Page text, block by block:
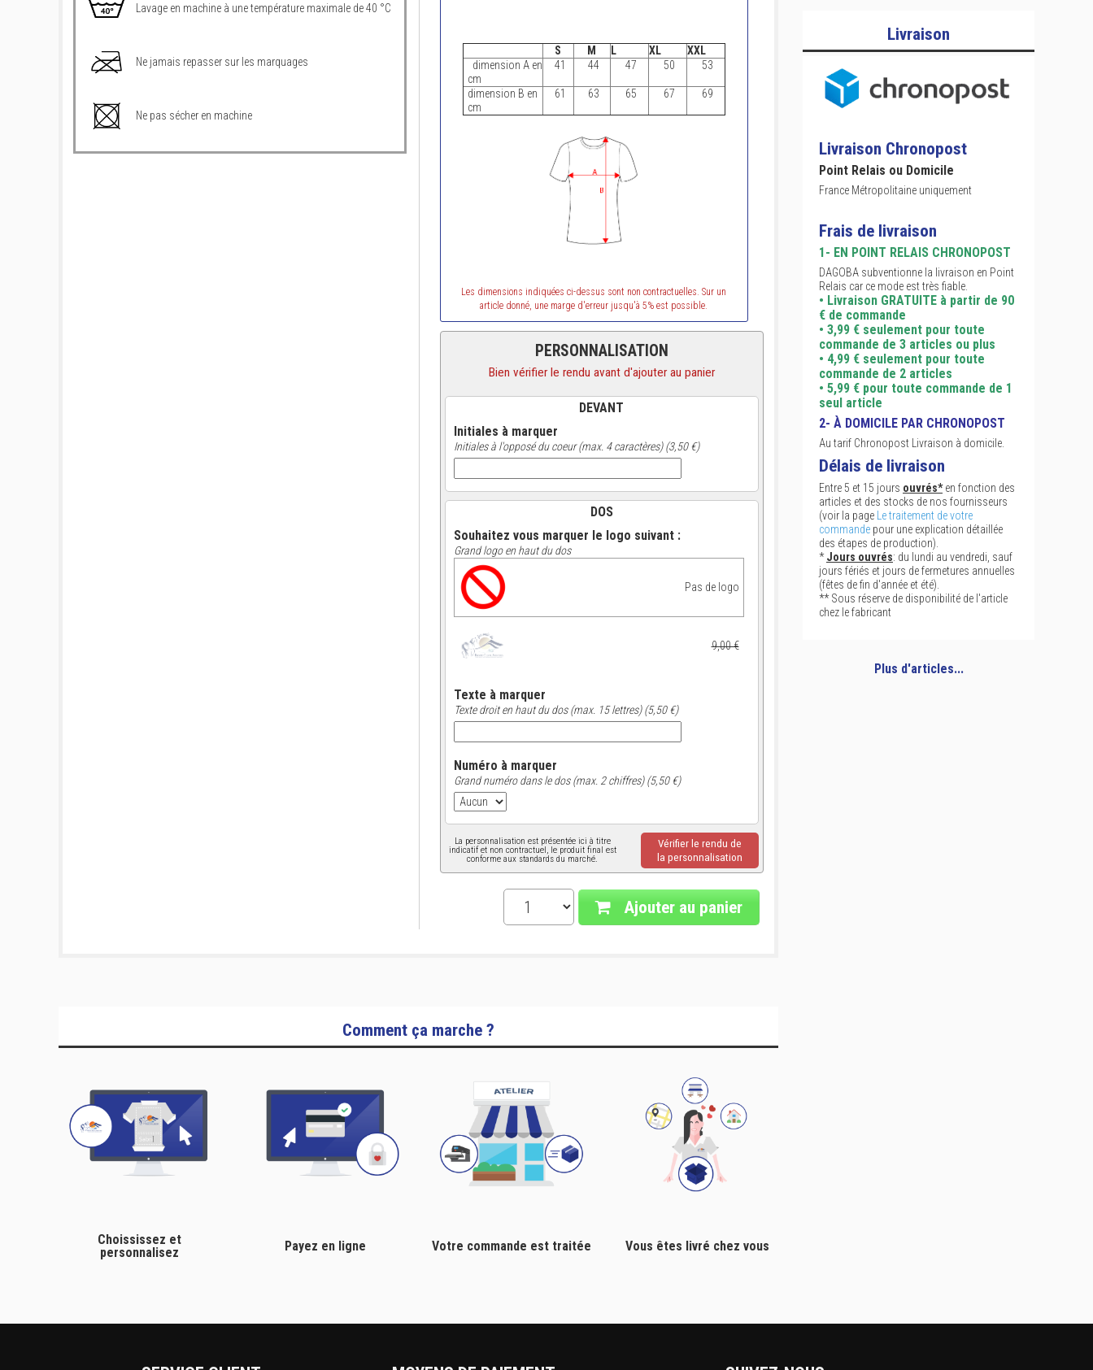
Lavage en machine à une température maximale de 40 °C
Ne jamais repasser sur les marquages
Ne pas sécher en machine
S M L XL
XXL
dimension A en
cm
41 44 47 50 53
dimension B en
cm
61 63 65 67 69
Les dimensions indiquées ci-dessus sont non contractuelles. Sur un
article donné, une marge d'erreur jusqu'à 5% est possible.
PERSONNALISATION
Bien vérifier le rendu avant d'ajouter au panier
DEVANT
Initiales à marquer
Initiales à l'opposé du coeur (max. 4 caractères) (3,50 €)
DOS
Souhaitez vous marquer le logo suivant :
Grand logo en haut du dos
Pas de logo
9,00 €
Texte à marquer
Texte droit en haut du dos (max. 15 lettres) (5,50 €)
Numéro à marquer
Grand numéro dans le dos (max. 2 chiffres) (5,50 €)
La personnalisation est présentée ici à titre
indicatif et non contractuel, le produit final est
conforme aux standards du marché.
Vérifier le rendu de
la personnalisation
Ajouter au panier
Comment ça marche ?
Choississez et
personnalisez
Payez en ligne Votre commande est traitée Vous êtes livré chez vous
Livraison
Livraison Chronopost
Point Relais ou Domicile
France Métropolitaine uniquement
Frais de livraison
1- EN POINT RELAIS CHRONOPOST
DAGOBA subventionne la livraison en Point
Relais car ce mode est très fiable.
• Livraison GRATUITE à partir de 90
€ de commande
• 3,99 € seulement pour toute
commande de 3 articles ou plus
• 4,99 € seulement pour toute
commande de 2 articles
• 5,99 € pour toute commande de 1
seul article
2- À DOMICILE PAR CHRONOPOST
Au tarif Chronopost Livraison à domicile.
Délais de livraison
Entre 5 et 15 jours ouvrés*en fonction des
articles et des stocks de nos fournisseurs
(voir la page
Le traitement de votre
commande pour une explication détaillée
des étapes de production).
*Jours ouvrés: du lundi au vendredi, sauf
jours fériés et jours de fermetures annuelles
(fêtes de fin d'année et été).
** Sous réserve de disponibilité de l'article
chez le fabricant
Plus d'articles...